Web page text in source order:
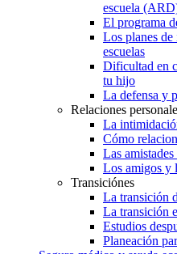
escuela
El programa
Los planes
escuelas
Dificultad en
tu hijo
La defensa y
Relaciones
La
Cómo
Las
Los amigos y
Transiciónes
La transición
La transición
Estudios
Planeación